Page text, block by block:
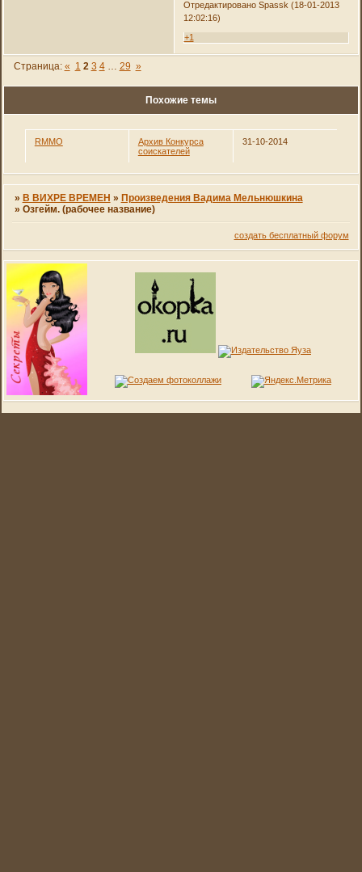
Отредактировано Spassk (18-01-2013
12:02:16)
+1
Страница: « 1 2 3 4 … 29 »
Похожие темы
RMMO
Архив Конкурса
соискателей
31-10-2014
» В ВИХРЕ ВРЕМЕН » Произведения Вадима Мельнюшкина
» Озгейм. (рабочее название)
создать бесплатный форум